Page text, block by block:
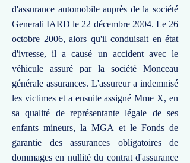
d'assurance automobile auprès de la société
Generali IARD le 22 décembre 2004. Le 26
octobre 2006, alors qu'il conduisait en état
d'ivresse, il a causé un accident avec le
véhicule assuré par la société Monceau
générale assurances. L'assureur a indemnisé
les victimes et a ensuite assigné Mme X, en
sa qualité de représentante légale de ses
enfants mineurs, la MGA et le Fonds de
garantie des assurances obligatoires de
dommages en nullité du contrat d'assurance